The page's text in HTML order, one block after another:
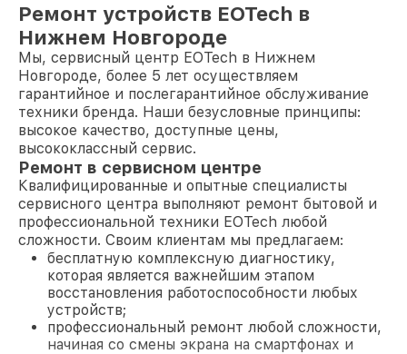
Ремонт устройств EOTech в
Нижнем Новгороде
Мы, сервисный центр EOTech в Нижнем
Новгороде, более 5 лет осуществляем
гарантийное и послегарантийное обслуживание
техники бренда. Наши безусловные принципы:
высокое качество, доступные цены,
высококлассный сервис.
Ремонт в сервисном центре
Квалифицированные и опытные специалисты
сервисного центра выполняют ремонт бытовой и
профессиональной техники EOTech любой
сложности. Своим клиентам мы предлагаем:
бесплатную комплексную диагностику,
которая является важнейшим этапом
восстановления работоспособности любых
устройств;
профессиональный ремонт любой сложности,
начиная со смены экрана на смартфонах и